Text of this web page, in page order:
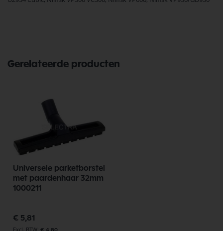
Gerelateerde producten
Universele parketborstel
met paardenhaar 32mm
1000211
€ 5,81
€ 4,80